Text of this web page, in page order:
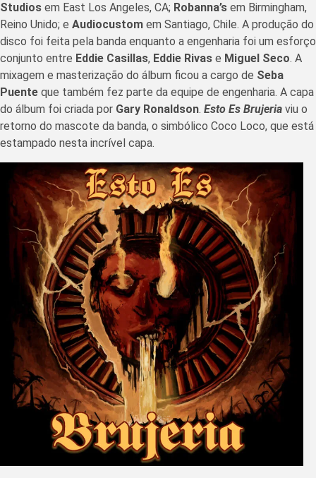
Studios em East Los Angeles, CA; Robanna’s em Birmingham,
Reino Unido; e Audiocustom em Santiago, Chile. A produção do
disco foi feita pela banda enquanto a engenharia foi um esforço
conjunto entre Eddie Casillas, Eddie Rivas e Miguel Seco. A
mixagem e masterização do álbum ficou a cargo de Seba
Puente que também fez parte da equipe de engenharia. A capa
do álbum foi criada por Gary Ronaldson. Esto Es Brujeria viu o
retorno do mascote da banda, o simbólico Coco Loco, que está
estampado nesta incrível capa.